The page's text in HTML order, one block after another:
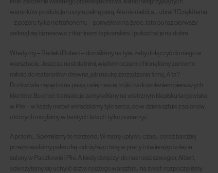
warunków produkcja ruszyła pełną parą. Ale nie mebli, a… ubrań! Dzięki temu
– z pozoru tylko nietrafionemu – pomysłowi na życie, tato po raz pierwszy
zetknął się biznesowo z tkaninami tapicerskimi. I pokochał je na dobre.
Wtedy my – Radek i Robert – dorośliśmy na tyle, żeby dołączyć do niego w
warsztacie. Jeszcze nastoletnimi, wielkimi oczami chłonęliśmy zarówno
miłość do materiałów i drewna, jak i naukę zarządzania firmą. A ta?
Rozkwitała napędzana pasją całej naszej trójki i zadowoleniem pierwszych
klientów. Bo choć transakcje zamykaliśmy na wietrznym klepisku targowiska
w Pile – w każdy mebel wkładaliśmy tyle serca, co w dzieła sztuki z salonów,
o których mogliśmy w tamtych latach tylko pomarzyć.
A potem… Spełniliśmy te marzenia. W miarę upływu czasu coraz bardziej
przejmowaliśmy pałeczkę, odciążając tatę w pracy i otwierając kolejne
salony w Paczkowie i Pile. A kiedy dołączył do nas nasz szwagier, Albert,
odważyliśmy się uchylić drzwi naszego warsztatu na świat i rozpoczęliśmy